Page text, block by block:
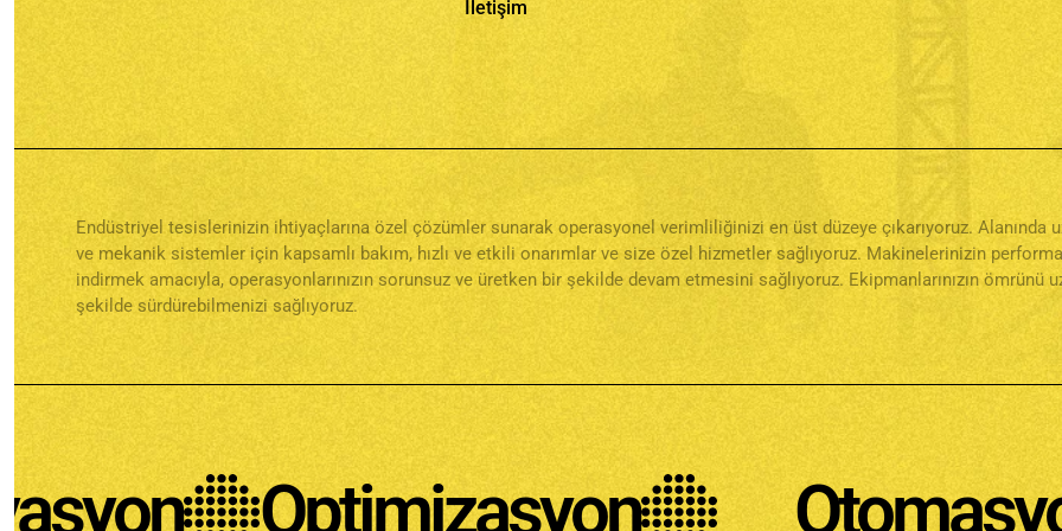
İletişim
Endüstriyel tesislerinizin ihtiyaçlarına özel çözümler sunarak operasyonel verimliliğinizi en üst düzeye çıkarıyoruz.
ve mekanik sistemler için kapsamlı bakım, hızlı ve etkili onarımlar ve size özel hizmetler sağlıyoruz. Makinelerinizin
indirmek amacıyla, operasyonlarınızın sorunsuz ve üretken bir şekilde devam etmesini sağlıyoruz. Ekipmanlarınızın
şekilde sürdürebilmenizi sağlıyoruz.
Optimizasyon Otomasyon